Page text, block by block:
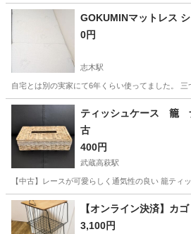
GOKUMINマットレス
0円
志木駅
自宅とは別の実家にて6年くらい使ってました。
埼玉 志木市 カーペット/マッ
ティッシュケース 籠
古
400円
武蔵高萩駅
【中古】レースが可愛らしく通気性の良い 籠テ
埼玉 日高市 武蔵高萩駅 収納家具
【オンライン決済】
3,100円